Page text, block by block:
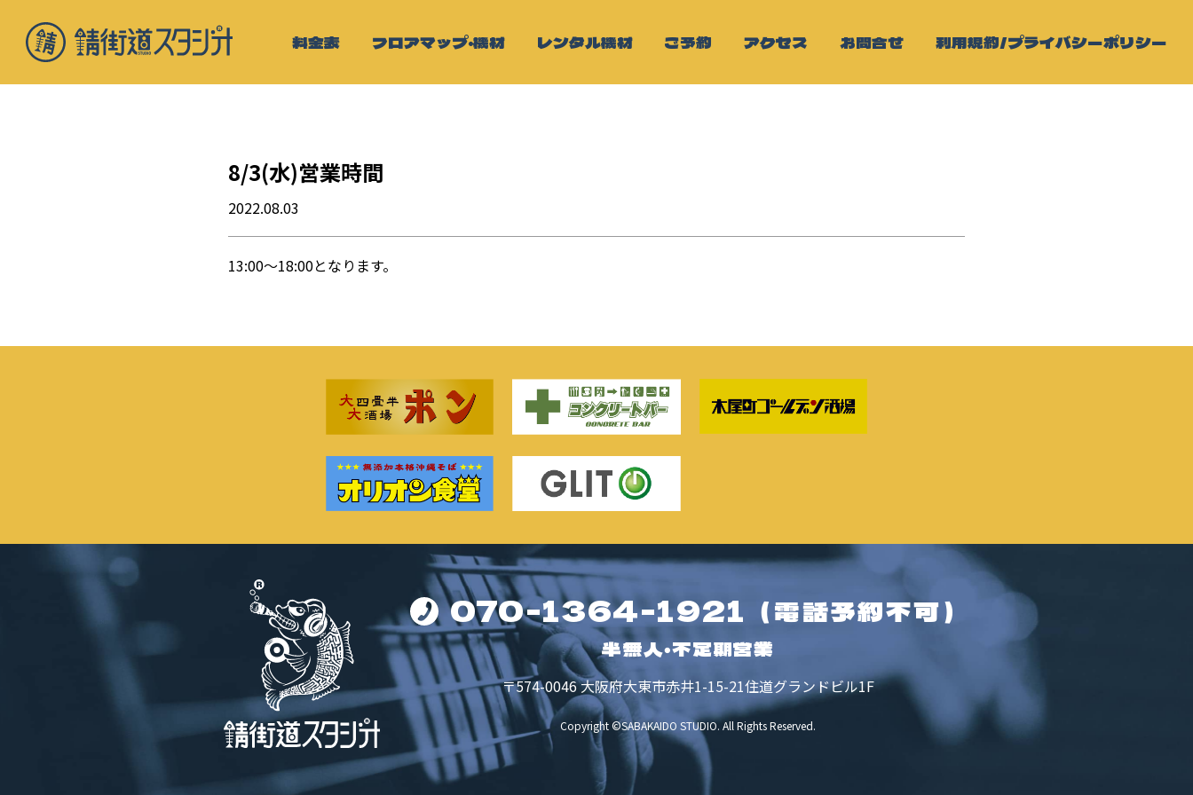
料金表 フロアマップ・機材 レンタル機材 ご予約 アクセス お問合せ 利用規約/プライバシーポリシー
8/3(水)営業時間
2022.08.03
13:00〜18:00となります。
070-1364-1921 （電話予約不可）
半無人・不定期営業
〒574-0046大阪府大東市赤井1-15-21住道グランドビル1F
Copyright ©SABAKAIDO STUDIO.All Rights Reserved.